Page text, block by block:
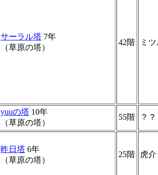
サーラル塔 7年
（草原の塔）
42階 ミ
yuuの塔 10年
（草原の塔）
55階 ？
昨日塔 6年
（草原の塔）
25階 虎介